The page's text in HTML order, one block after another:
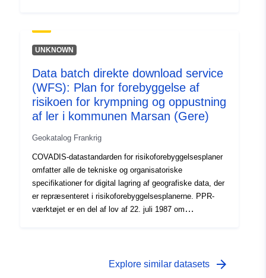
af et RPP er statens ansvar. Det besluttes af præfekten.
UNKNOWN
Data batch direkte download service
(WFS): Plan for forebyggelse af
risikoen for krympning og oppustning
af ler i kommunen Marsan (Gere)
Geokatalog Frankrig
COVADIS-datastandarden for risikoforebyggelsesplaner
omfatter alle de tekniske og organisatoriske
specifikationer for digital lagring af geografiske data, der
er repræsenteret i risikoforebyggelsesplanerne. PPR-
værktøjet er en del af lov af 22. juli 1987 om
Explore similar datasets arrow_forward